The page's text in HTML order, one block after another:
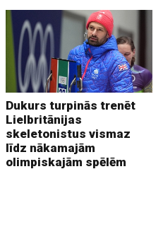
Dukurs turpinās trenēt
Lielbritānijas
skeletonistus vismaz
līdz nākamajām
olimpiskajām spēlēm